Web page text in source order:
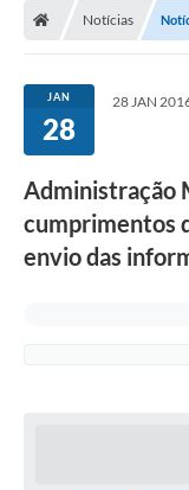
Notícias
JAN
28
28 JAN
Administração
cumprimentos
envio das